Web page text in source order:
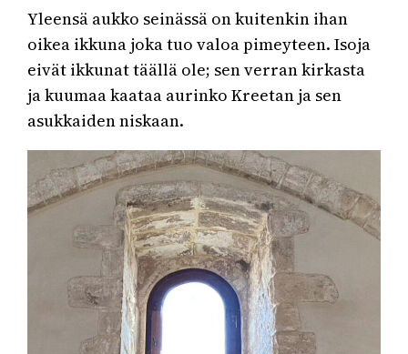
Yleensä aukko seinässä on kuitenkin ihan
oikea ikkuna joka tuo valoa pimeyteen. Isoja
eivät ikkunat täällä ole; sen verran kirkasta
ja kuumaa kaataa aurinko Kreetan ja sen
asukkaiden niskaan.